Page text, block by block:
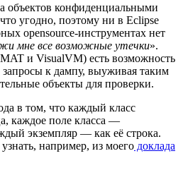
объектов конфиденциальными
угодно, поэтому ни в Eclipse
opensource‑инструментах нет
мне все возможные утечки».
и VisualVM) есть возможность
к дампу, выуживая таким
объекты для проверки.
в том, что каждый класс
каждое поле класса —
экземпляр — как её строка.
например, из моего доклада